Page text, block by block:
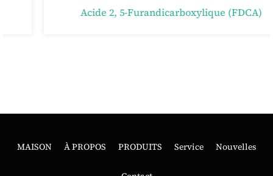
Acide 2, 5-Furandicarboxylique (FDCA)
MAISON À PROPOS PRODUITS Service Nouvelles